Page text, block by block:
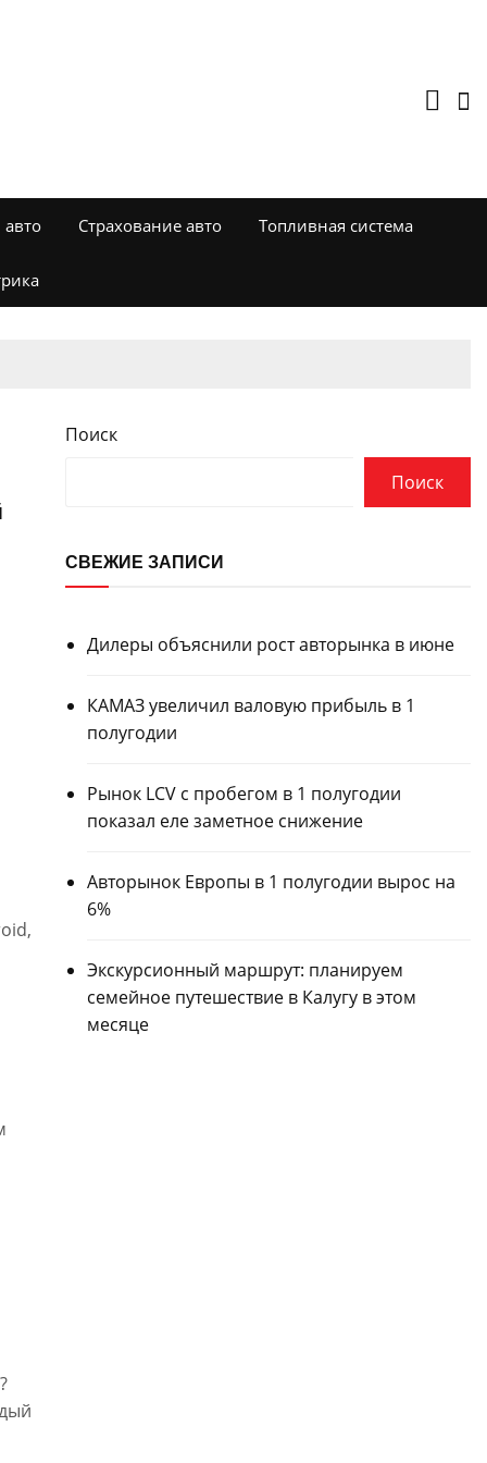
Страхование авто Топливная система
Поиск
Поиск
СВЕЖИЕ ЗАПИСИ
Дилеры объяснили рост авторынка в июне
КАМАЗ увеличил валовую прибыль в 1
полугодии
Рынок LCV с пробегом в 1 полугодии
показал еле заметное снижение
Авторынок Европы в 1 полугодии вырос на
6%
Экскурсионный маршрут: планируем
семейное путешествие в Калугу в этом
месяце